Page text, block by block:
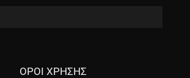
ΟΡΟΙ ΧΡΗΣΗΣ